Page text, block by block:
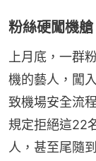
粉絲硬闖機
上月底，一群
機的藝人，闖
致機場安全流
規定拒絕這22
人，甚至尾隨